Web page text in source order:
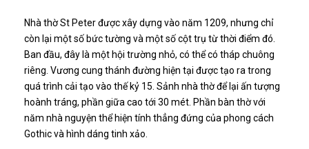
Nhà thờ St Peter được xây dựng vào năm 1209, nhưng chỉ
còn lại một số bức tường và một số cột trụ từ thời điểm đó.
Ban đầu, đây là một hội trường nhỏ, có thể có tháp chuông
riêng. Vương cung thánh đường hiện tại được tạo ra trong
quá trình cải tạo vào thế kỷ 15. Sảnh nhà thờ để lại ấn tượng
hoành tráng, phần giữa cao tới 30 mét. Phần bàn thờ với
năm nhà nguyện thể hiện tính thẳng đứng của phong cách
Gothic và hình dáng tinh xảo.